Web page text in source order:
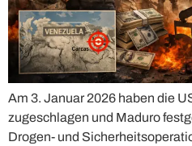
Am 3. Januar 2026 haben die
zugeschlagen und Maduro
Drogen- und